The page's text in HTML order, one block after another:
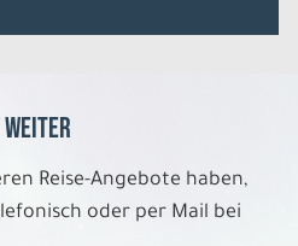
weiter
Reise-Angebote haben,
oder per Mail bei